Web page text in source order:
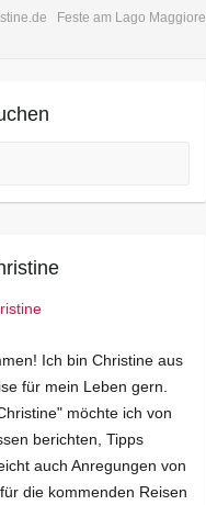
Feste am Lago Maggiore
Ich bin Christine aus
für mein Leben gern.
möchte ich von
berichten, Tipps
auch Anregungen von
die kommenden Reisen